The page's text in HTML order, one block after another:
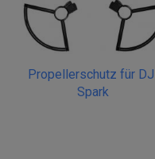
Propellerschutz für
Spark